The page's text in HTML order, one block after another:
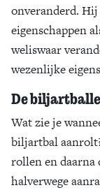
onveranderd.
eigenschappen
weliswaar
wezenlijke
De
Wat zie je
biljartbal
rollen en daarna
halverwege